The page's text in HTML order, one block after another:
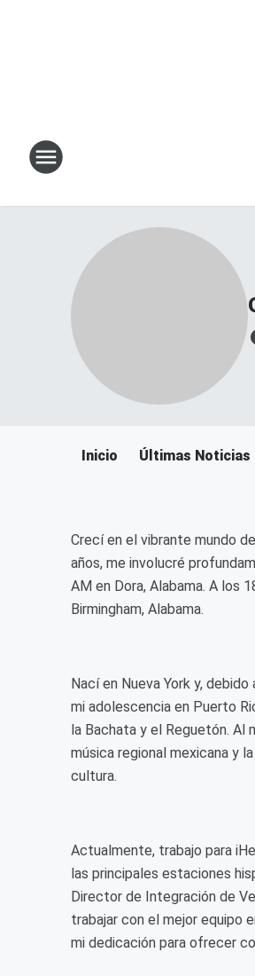
Inicio Últimas Noticias
Crecí en el vibrante mundo
años, me involucré
AM en Dora, Alabama. A los
Birmingham, Alabama.
Nací en Nueva York y,
mi adolescencia en Puerto
la Bachata y el Reguetón. Al
música regional mexicana y
cultura.
Actualmente, trabajo para
las principales estaciones
Director de Integración de
trabajar con el mejor equipo
mi dedicación para ofrecer